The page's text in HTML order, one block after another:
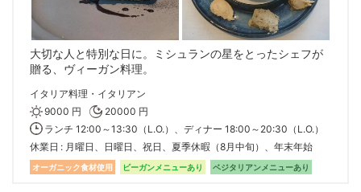
大切な人と特別な日に。ミシュランの星をとったシェフが
贈る、ヴィーガン料理。
イタリア料理・イタリアン
9000 円
20000 円
ランチ 12:00～13:30（L.O.）、ディナー 18:00～20:30（L.O.）
休業日
月曜日、日曜日、祝日、夏季休暇（8月中旬）、年末年始
オーガニック食材使用 ビーガンメニューあり ベジタリアンメニューあり